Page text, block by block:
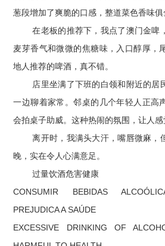
葱段增加了爽脆的口感，整道菜色香味俱
在老板的推荐下，我点了澳门金啤
麦芽香气和微微的焦糖味，入口醇厚，
地人推荐的啤酒，真不错。
店里坐满了下班的白领和附近的居
一边聊着家常。邻桌的几个年轻人正高
会拍桌子助威。这种热闹的氛围，让人感
离开时，我满头大汗，嘴唇微麻，
晚，实在令人心满意足。
过量饮酒危害健康
CONSUMIR BEBIDAS
PREJUDICA A SAÚDE
EXCESSIVE DRINKING OF